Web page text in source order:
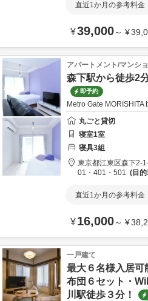
直近1か月の参考料金
¥39,000～ ¥
アパートメント/マンシ
森下駅から徒歩2
即予約
Metro Gate MORISHITA
丸ごと貸切
寝室1室
寝具3組
東京都江東区森下2-
01・401・501
目
直近1か月の参考料金
¥16,000～ ¥
一戸建て
最大６名様入居可
布団６セット・
川駅徒歩３分！